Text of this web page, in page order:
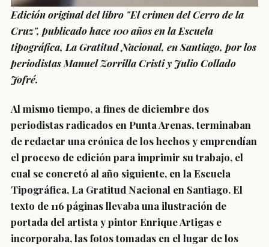
Edición original del libro "El crimen del Cerro de la
Cruz", publicado hace 100 años en la Escuela
tipográfica, La Gratitud Nacional, en Santiago, por los
periodistas Manuel Zorrilla Cristi y Julio Collado
Jofré.
Al mismo tiempo, a fines de diciembre dos
periodistas radicados en Punta Arenas, terminaban
de redactar una crónica de los hechos y emprendían
el proceso de edición para imprimir su trabajo, el
cual se concretó al año siguiente, en la Escuela
Tipográfica, La Gratitud Nacional en Santiago. El
texto de 116 páginas llevaba una ilustración de
portada del artista y pintor Enrique Artigas e
incorporaba, las fotos tomadas en el lugar de los